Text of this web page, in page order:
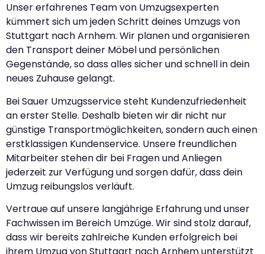
Unser erfahrenes Team von Umzugsexperten
kümmert sich um jeden Schritt deines Umzugs von
Stuttgart nach Arnhem. Wir planen und organisieren
den Transport deiner Möbel und persönlichen
Gegenstände, so dass alles sicher und schnell in dein
neues Zuhause gelangt.
Bei Sauer Umzugsservice steht Kundenzufriedenheit
an erster Stelle. Deshalb bieten wir dir nicht nur
günstige Transportmöglichkeiten, sondern auch einen
erstklassigen Kundenservice. Unsere freundlichen
Mitarbeiter stehen dir bei Fragen und Anliegen
jederzeit zur Verfügung und sorgen dafür, dass dein
Umzug reibungslos verläuft.
Vertraue auf unsere langjährige Erfahrung und unser
Fachwissen im Bereich Umzüge. Wir sind stolz darauf,
dass wir bereits zahlreiche Kunden erfolgreich bei